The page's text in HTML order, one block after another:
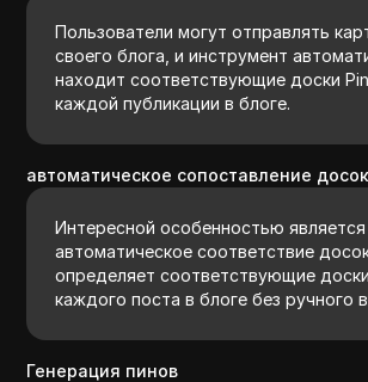
Пользователи могут отправлять
своего блога, и инструмент
находит соответствующие доски
каждой публикации в блоге.
автоматическое сопоставление досок
Интересной особенностью является
автоматическое соответствие
определяет соответствующие
каждого поста в блоге без ручного
Генерация пинов